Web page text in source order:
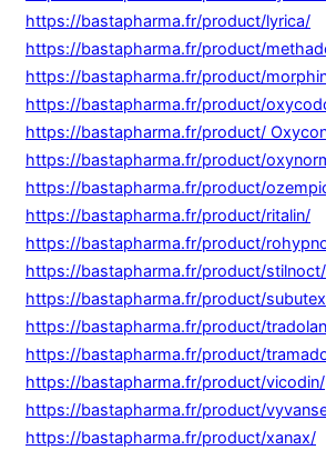
https://bastapharma.fr/product/lyrica/
https://bastapharma.fr/product/
https://bastapharma.fr/product/
https://bastapharma.fr/product/
https://bastapharma.fr/product/
https://bastapharma.fr/product/
https://bastapharma.fr/product/
https://bastapharma.fr/product/ritalin/
https://bastapharma.fr/product/
https://bastapharma.fr/product/stilnoct/
https://bastapharma.fr/product/
https://bastapharma.fr/product/
https://bastapharma.fr/product/
https://bastapharma.fr/product/vicodin/
https://bastapharma.fr/product/
https://bastapharma.fr/product/xanax/